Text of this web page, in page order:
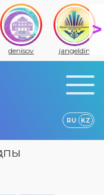
denisov jangeldin
RU KZ